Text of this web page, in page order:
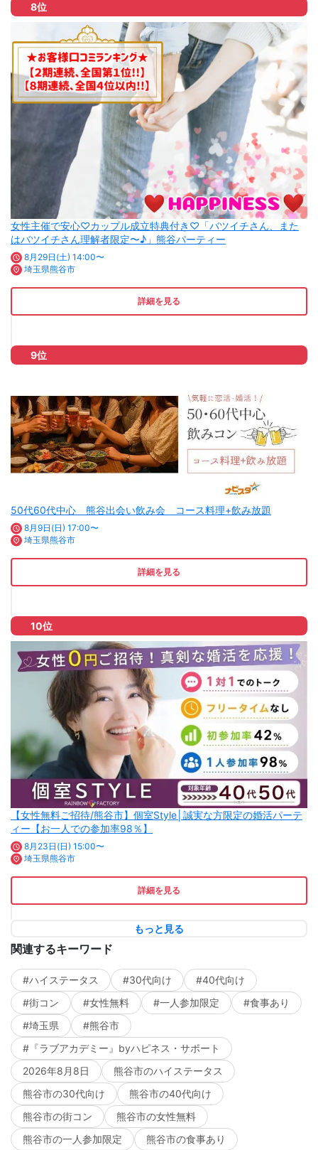
8位
女性主催で安心♡カップル成立特典付き♡「バツイチさん、また
はバツイチさん理解者限定〜♪」熊谷パーティー
8月29日(土) 14:00〜
埼玉県熊谷市
詳細を見る
9位
50代60代中心 熊谷出会い飲み会 コース料理+飲み放題
8月9日(日) 17:00〜
埼玉県熊谷市
詳細を見る
10位
【女性無料ご招待/熊谷市】個室Style│誠実な方限定の婚活パーテ
ィー【お一人での参加率98％】
8月23日(日) 15:00〜
埼玉県熊谷市
詳細を見る
もっと見る
関連するキーワード
#ハイステータス #30代向け
#40代向け
#街コン
#女性無料 #一人参加限定
#食事あり
#埼玉県
#熊谷市
#『ラブアカデミー』byハピネス・サポート
2026年8月8日
熊谷市のハイステータス
熊谷市の30代向け
熊谷市の40代向け
熊谷市の街コン
熊谷市の女性無料
熊谷市の一人参加限定
熊谷市の食事あり